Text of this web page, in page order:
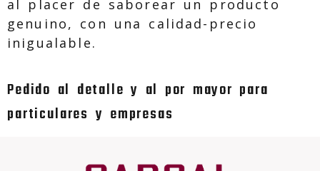
al placer de saborear un producto
genuino, con una calidad-precio
inigualable.
Pedido al detalle y al por mayor para
particulares y empresas